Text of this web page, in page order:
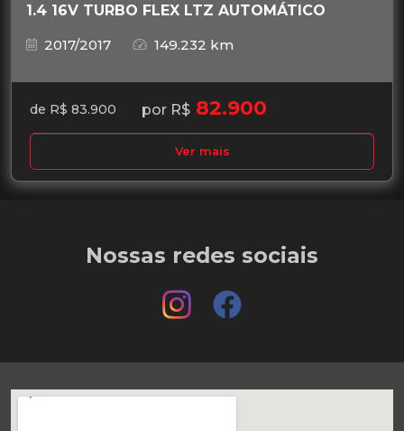
1.4 16V TURBO FLEX LTZ AUTOMÁTICO
2017/2017
149.232 km
de R$ 83.900 por R$ 82.900
Ver mais
Nossas redes sociais